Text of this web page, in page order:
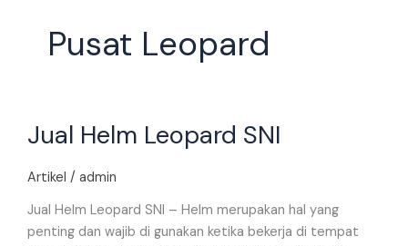
Pusat Leopard
Jual Helm Leopard SNI
Artikel / admin
Jual Helm Leopard SNI – Helm merupakan hal yang
penting dan wajib di gunakan ketika bekerja di tempat
Helm
SNI